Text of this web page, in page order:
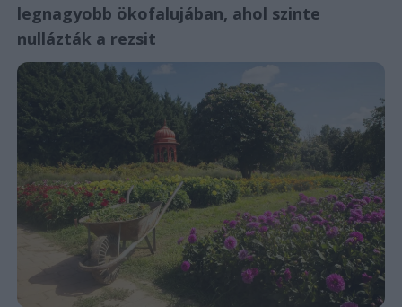
legnagyobb ökofalujában, ahol szinte
nullázták a rezsit